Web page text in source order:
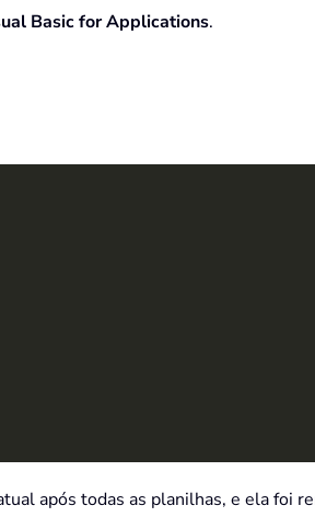
Basic for Applications.
após todas as planilhas, e ela foi